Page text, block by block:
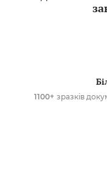
1100+ зразків